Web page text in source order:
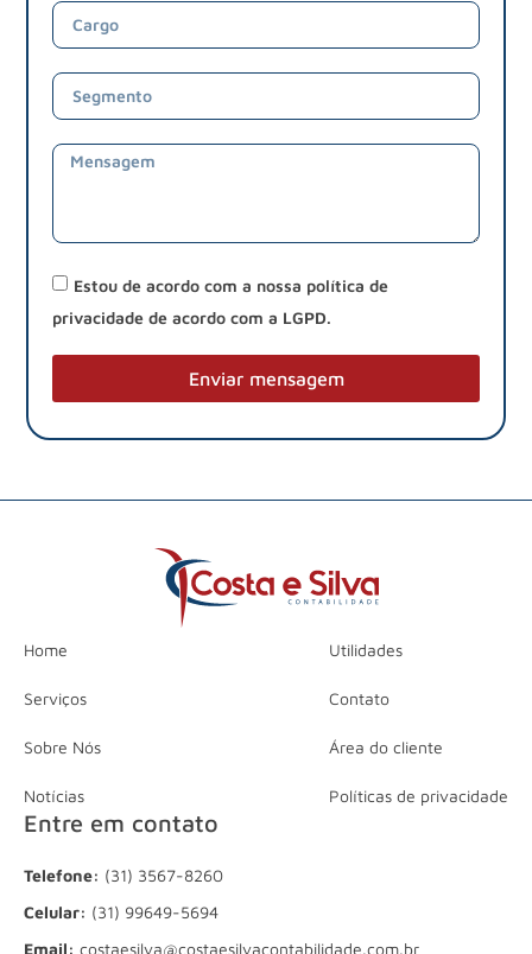
Estou de acordo com a nossa política de
privacidade de acordo com a LGPD.
Enviar mensagem
Home
Serviços
Sobre Nós
Notícias
Utilidades
Contato
Área do cliente
Políticas de privacidade
Entre em contato
Telefone: (31) 3567-8260
Celular: (31) 99649-5694
Email: costaesilva@costaesilvacontabilidade.com.br